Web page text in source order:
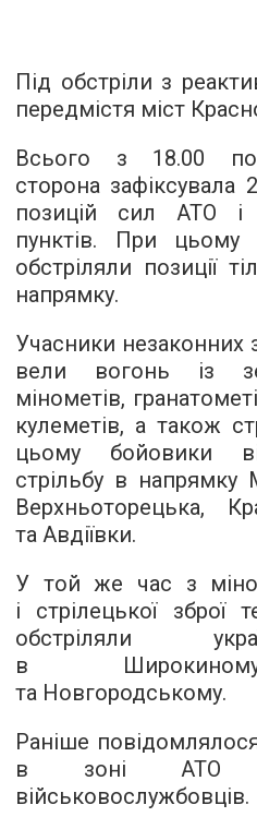
Під обстріли з
передмістя міст
Всього з 18.00
сторона зафіксувала
позицій сил АТО і
пунктів. При цьому
обстріляли позиції
напрямку.
Учасники незаконних
вели вогонь із
мінометів,
кулеметів, а також
цьому бойовики
стрільбу в напрямку
Верхньоторецька,
та Авдіївки.
У той же час з
і стрілецької зброї
обстріляли
в
та Новгородському.
Раніше
в зоні
військовослужбовців.